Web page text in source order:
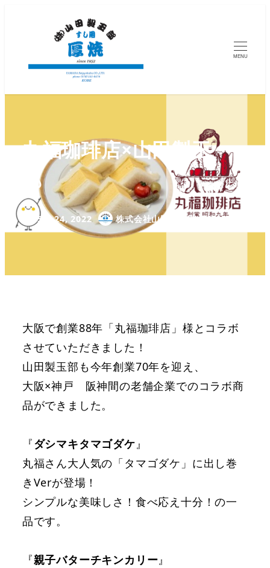
MENU
丸福珈琲店×山田製玉
部
投稿日
5月 24, 2022
著
者
株式会社山田製玉部 カテゴリー
NEWS
大阪で創業88年「丸福珈琲店」様とコラボ
させていただきました！
山田製玉部も今年創業70年を迎え、
大阪×神戸 阪神間の老舗企業でのコラボ商
品ができました。
『ダシマキタマゴダケ』
丸福さん大人気の「タマゴダケ」に出し巻
きVerが登場！
シンプルな美味しさ！食べ応え十分！の一
品です。
『親子バターチキンカリー』